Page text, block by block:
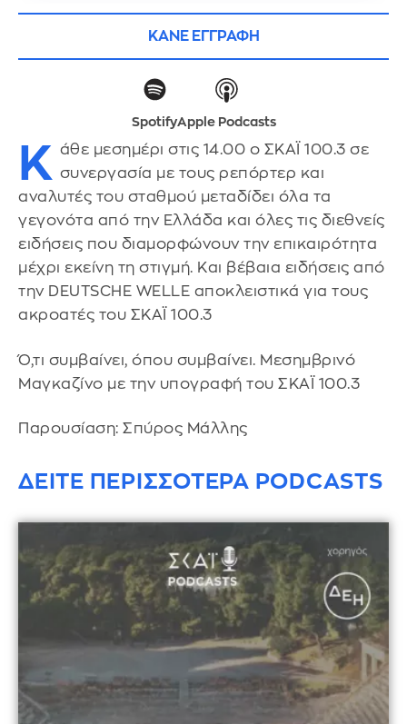
ΚΑΝΕ ΕΓΓΡΑΦΗ
SpotifyApple Podcasts
Κ άθε μεσημέρι στις 14.00 ο ΣΚΑΪ 100.3 σε
συνεργασία με τους ρεπόρτερ και
αναλυτές του σταθμού μεταδίδει όλα τα
γεγονότα από την Ελλάδα και όλες τις διεθνείς
ειδήσεις που διαμορφώνουν την επικαιρότητα
μέχρι εκείνη τη στιγμή. Και βέβαια ειδήσεις από
την DEUTSCHE WELLE αποκλειστικά για τους
ακροατές του ΣΚΑΪ 100.3
Ό,τι συμβαίνει, όπου συμβαίνει. Μεσημβρινό
Μαγκαζίνο με την υπογραφή του ΣΚΑΪ 100.3
Παρουσίαση: Σπύρος Μάλλης
ΔΕΙΤΕ ΠΕΡΙΣΣΟΤΕΡΑ PODCASTS